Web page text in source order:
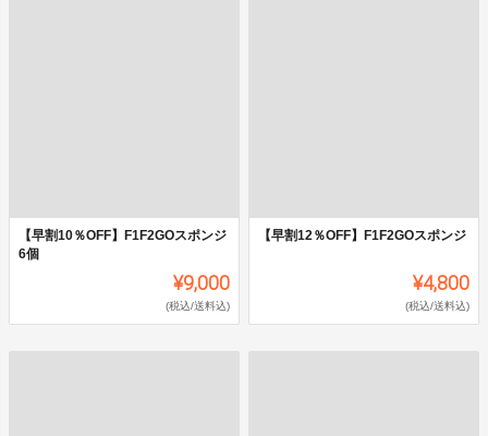
【早割10％OFF】F1F2GOスポンジ
6個
¥9,000
(税込/送料込)
【早割12％OFF】F1F2GOスポンジ
¥4,800
(税込/送料込)